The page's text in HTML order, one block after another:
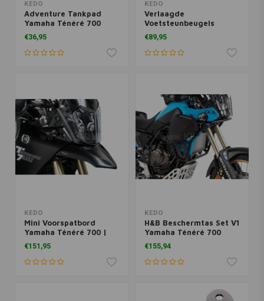
KEDO
Adventure Tankpad
Yamaha Ténéré 700
€36,95
KEDO
Verlaagde
Voetsteunbeugels
Yamaha Ténéré 700
€89,95
KEDO
Mini Voorspatbord
Yamaha Ténéré 700 |
Zwart
€151,95
KEDO
H&B Beschermtas Set V1
Yamaha Ténéré 700
€155,94